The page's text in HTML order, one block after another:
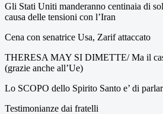
Gli Stati Uniti manderanno centinaia di
causa delle tensioni con l’Iran
Cena con senatrice Usa, Zarif attaccato
THERESA MAY SI DIMETTE/ Ma il
(grazie anche all’Ue)
Lo SCOPO dello Spirito Santo e’ di
Testimonianze dai fratelli